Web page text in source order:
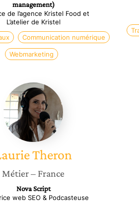
management)
de l’agence Kristel Food et
L’atelier de Kristel
Communication numérique
Webmarketing
Laurie
Theron
Theron
Métier– France
Nova Script
web SEO & Podcasteuse